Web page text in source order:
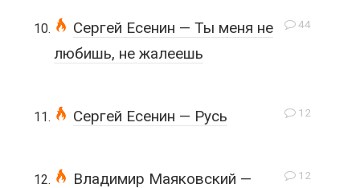
44
Сергей Есенин — Ты меня не
любишь, не жалеешь
12
Сергей Есенин — Русь
12
Владимир Маяковский —